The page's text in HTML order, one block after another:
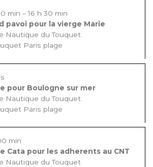
min – 16 h 30 min
pavoi pour la vierge Marie
Nautique du Touquet
Paris plage
pour Boulogne sur mer
Nautique du Touquet
Paris plage
min
Cata pour les adherents au CNT
Nautique du Touquet